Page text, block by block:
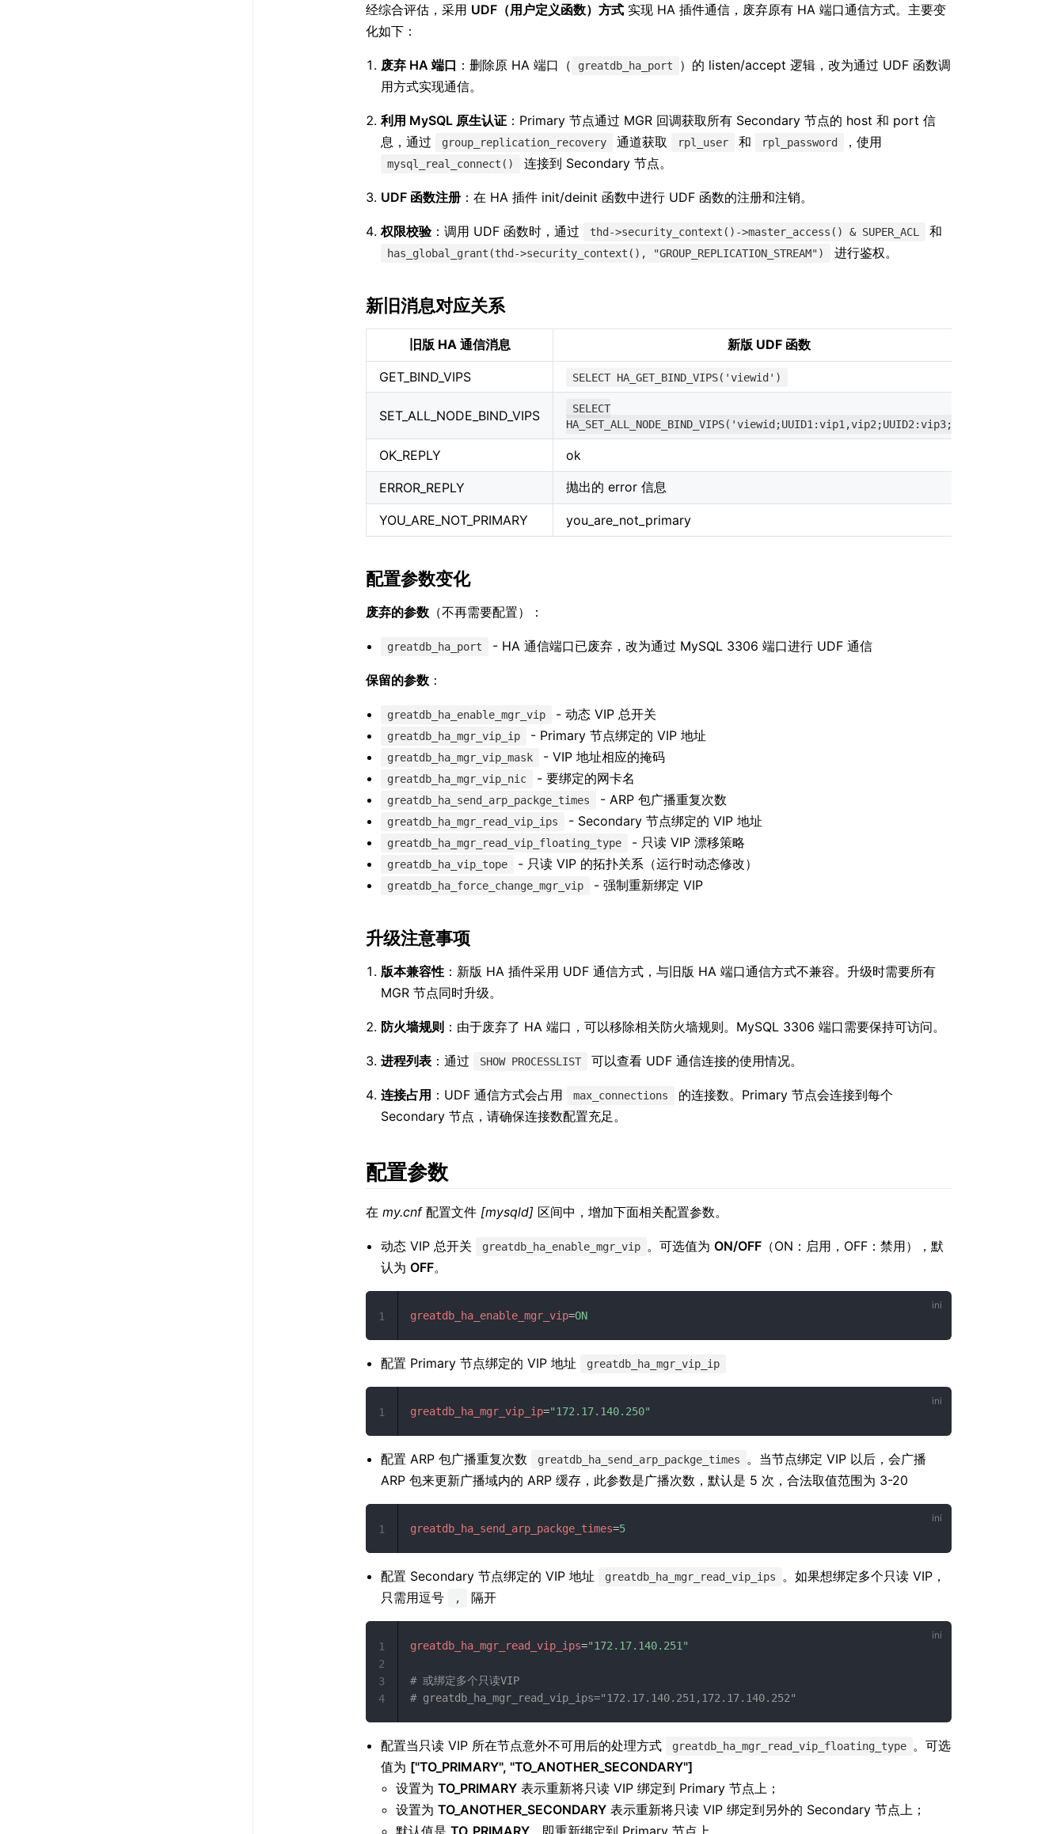
经综合评估，采用 UDF（用户定义函数）方式 实现 HA 插件通信，废弃原有 HA 端口通信方式。主要变
化如下：
废弃 HA 端口 ：删除原 HA 端口（ greatdb_ha_port
）的 listen/accept 逻辑，改为通过 UDF 函数调
用方式实现通信。
利用 MySQL 原生认证 ：Primary 节点通过 MGR 回调获取所有 Secondary 节点的 host 和 port 信
息，通过
group_replication_recovery 通道获取 rpl_user 和 rpl_password ，使用
mysql_real_connect() 连接到 Secondary 节点。
UDF 函数注册 ：在 HA 插件 init/deinit 函数中进行 UDF 函数的注册和注销。
权限校验：调用 UDF 函数时，通过 thd->security_context()->master_access() & SUPER_ACL 和
has_global_grant(thd->security_context(), "GROUP_REPLICATION_STREAM") 进行鉴权。
新旧消息对应关系
旧版 HA 通信消息 新版 UDF 函数
GET_BIND_VIPS SELECT HA_GET_BIND_VIPS('viewid')
SET_ALL_NODE_BIND_VIPS
SELECT
HA_SET_ALL_NODE_BIND_VIPS('viewid;UUID1:vip1,vip2;UUID2:vip3;')
OK_REPLY ok
ERROR_REPLY 抛出的 error 信息
YOU_ARE_NOT_PRIMARY you_are_not_primary
配置参数变化
废弃的参数 （不再需要配置）：
greatdb_ha_port - HA 通信端口已废弃，改为通过 MySQL 3306 端口进行 UDF 通信
保留的参数 ：
greatdb_ha_enable_mgr_vip - 动态 VIP 总开关
greatdb_ha_mgr_vip_ip - Primary 节点绑定的 VIP 地址
greatdb_ha_mgr_vip_mask - VIP 地址相应的掩码
greatdb_ha_mgr_vip_nic - 要绑定的网卡名
greatdb_ha_send_arp_packge_times - ARP 包广播重复次数
greatdb_ha_mgr_read_vip_ips - Secondary 节点绑定的 VIP 地址
greatdb_ha_mgr_read_vip_floating_type - 只读 VIP 漂移策略
greatdb_ha_vip_tope - 只读 VIP 的拓扑关系（运行时动态修改）
greatdb_ha_force_change_mgr_vip - 强制重新绑定 VIP
升级注意事项
版本兼容性 ：新版 HA 插件采用 UDF 通信方式，与旧版 HA 端口通信方式不兼容。升级时需要所有
MGR 节点同时升级。
防火墙规则 ：由于废弃了 HA 端口，可以移除相关防火墙规则。MySQL 3306 端口需要保持可访问。
进程列表 ：通过 SHOW PROCESSLIST 可以查看 UDF 通信连接的使用情况。
连接占用 ：UDF 通信方式会占用 max_connections
的连接数。Primary 节点会连接到每个
Secondary 节点，请确保连接数配置充足。
配置参数
在 my.cnf配置文件 [mysqld] 区间中，增加下面相关配置参数。
动态 VIP 总开关 greatdb_ha_enable_mgr_vip 。可选值为ON/OFF （ON：启用，OFF：禁用），默
认为OFF。
greatdb_ha_enable_mgr_vip=ON
1
配置 Primary 节点绑定的 VIP 地址 greatdb_ha_mgr_vip_ip
greatdb_ha_mgr_vip_ip="172.17.140.250"
1
配置 ARP 包广播重复次数 greatdb_ha_send_arp_packge_times
。当节点绑定 VIP 以后，会广播
ARP 包来更新广播域内的 ARP 缓存，此参数是广播次数，默认是 5 次，合法取值范围为 3-20
greatdb_ha_send_arp_packge_times=5
1
配置 Secondary 节点绑定的 VIP 地址 greatdb_ha_mgr_read_vip_ips
。如果想绑定多个只读 VIP，
只需用逗号
, 隔开
greatdb_ha_mgr_read_vip_ips="172.17.140.251"
# 或绑定多个只读VIP
# greatdb_ha_mgr_read_vip_ips="172.17.140.251,172.17.140.252"
1
2
3
4
配置当只读 VIP 所在节点意外不可用后的处理方式 greatdb_ha_mgr_read_vip_floating_type 。可选
值为 ["TO_PRIMARY", "TO_ANOTHER_SECONDARY"]
设置为TO_PRIMARY 表示重新将只读 VIP 绑定到 Primary 节点上；
设置为TO_ANOTHER_SECONDARY 表示重新将只读 VIP 绑定到另外的 Secondary 节点上；